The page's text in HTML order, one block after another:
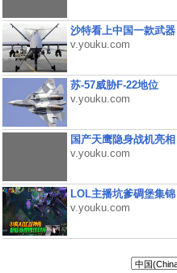
沙特看上中国一款武器
v.youku.com
苏-57威胁F-22地位
v.youku.com
国产天鹰隐身战机亮相
v.youku.com
LOL主播坑爹碉堡集锦
v.youku.com